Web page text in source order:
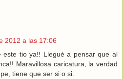
2012 a las 17:06
este tio ya!! Llegué a pensar que al
Maravillosa caricatura, la verdad
tiene que ser si o si.